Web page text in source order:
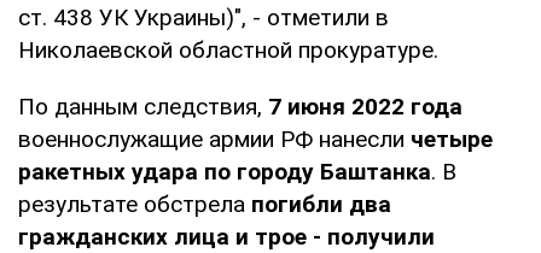
ст. 438 УК Украины)", - отметили в
Николаевской областной прокуратуре.
По данным следствия, 7 июня 2022 года
военнослужащие армии РФ нанесли четыре
ракетных удара по городу Баштанка. В
результате обстрела погибли два
гражданских лица и трое - получили